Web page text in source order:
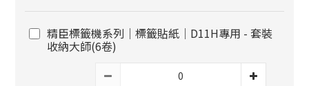
精臣標籤機系列｜標籤貼紙｜D11H專用 - 套裝
收納大師(6卷)